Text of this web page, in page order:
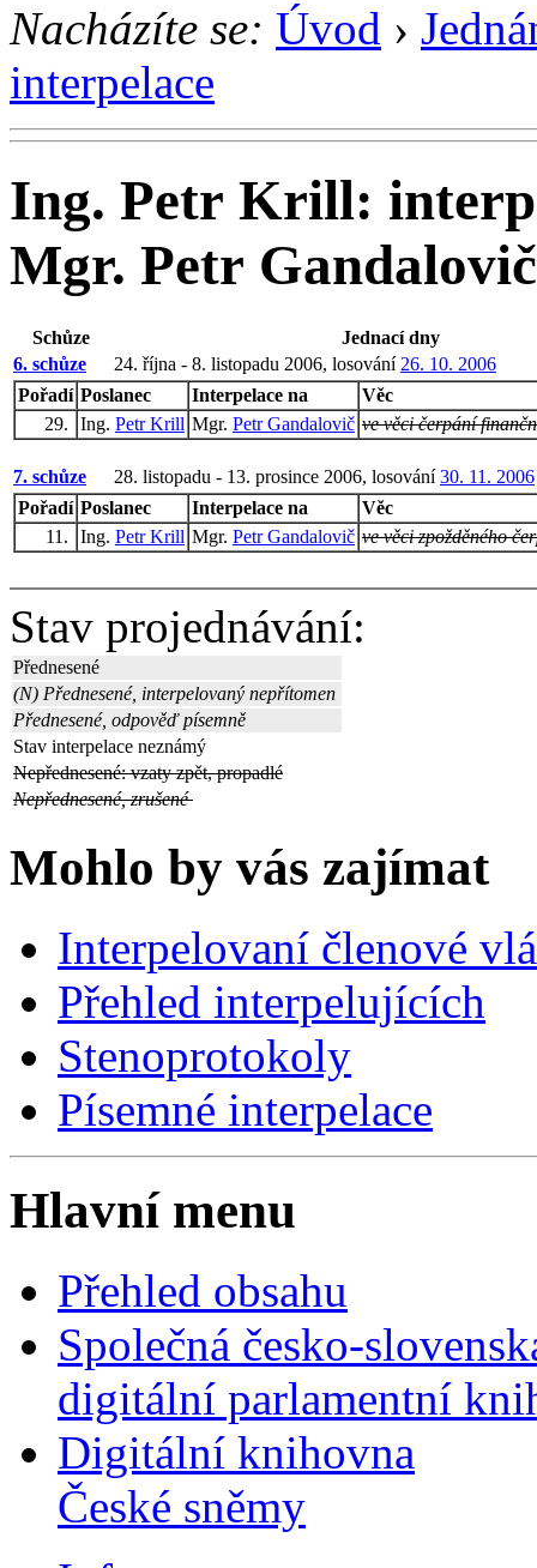
Nacházíte se: Úvod ›
interpelace
Ing. Petr Krill:
Mgr. Petr Gandalovič
Schůze
Jednací dny
6. schůze
24. října - 8. listopadu 2006, losování 26. 10. 2006
Pořadí Poslanec Interpelace na
Věc
29.
Ing. Petr Krill Mgr. Petr Gandalovič ve věci čerpání
7. schůze 28. listopadu - 13. prosince 2006, losování30. 11. 2006
Pořadí Poslanec Interpelace na
Věc
11.
Ing. Petr Krill Mgr. Petr Gandalovič ve věci zpožděného
Stav projednávání:
Přednesené
(N) Přednesené, interpelovaný nepřítomen
Přednesené, odpověď písemně
Stav interpelace neznámý
Nepřednesené: vzaty zpět, propadlé
Nepřednesené, zrušené
Mohlo by vás zajímat
Interpelovaní členové
Přehled interpelujících
Stenoprotokoly
Písemné interpelace
Hlavní menu
Přehled obsahu
Společná česko-
digitální parlamentní
Digitální knihovna
České sněmy